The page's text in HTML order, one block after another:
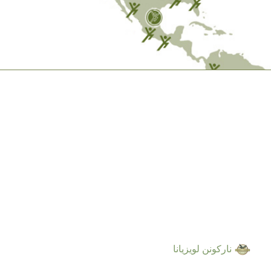
ناركونن لويزيانا